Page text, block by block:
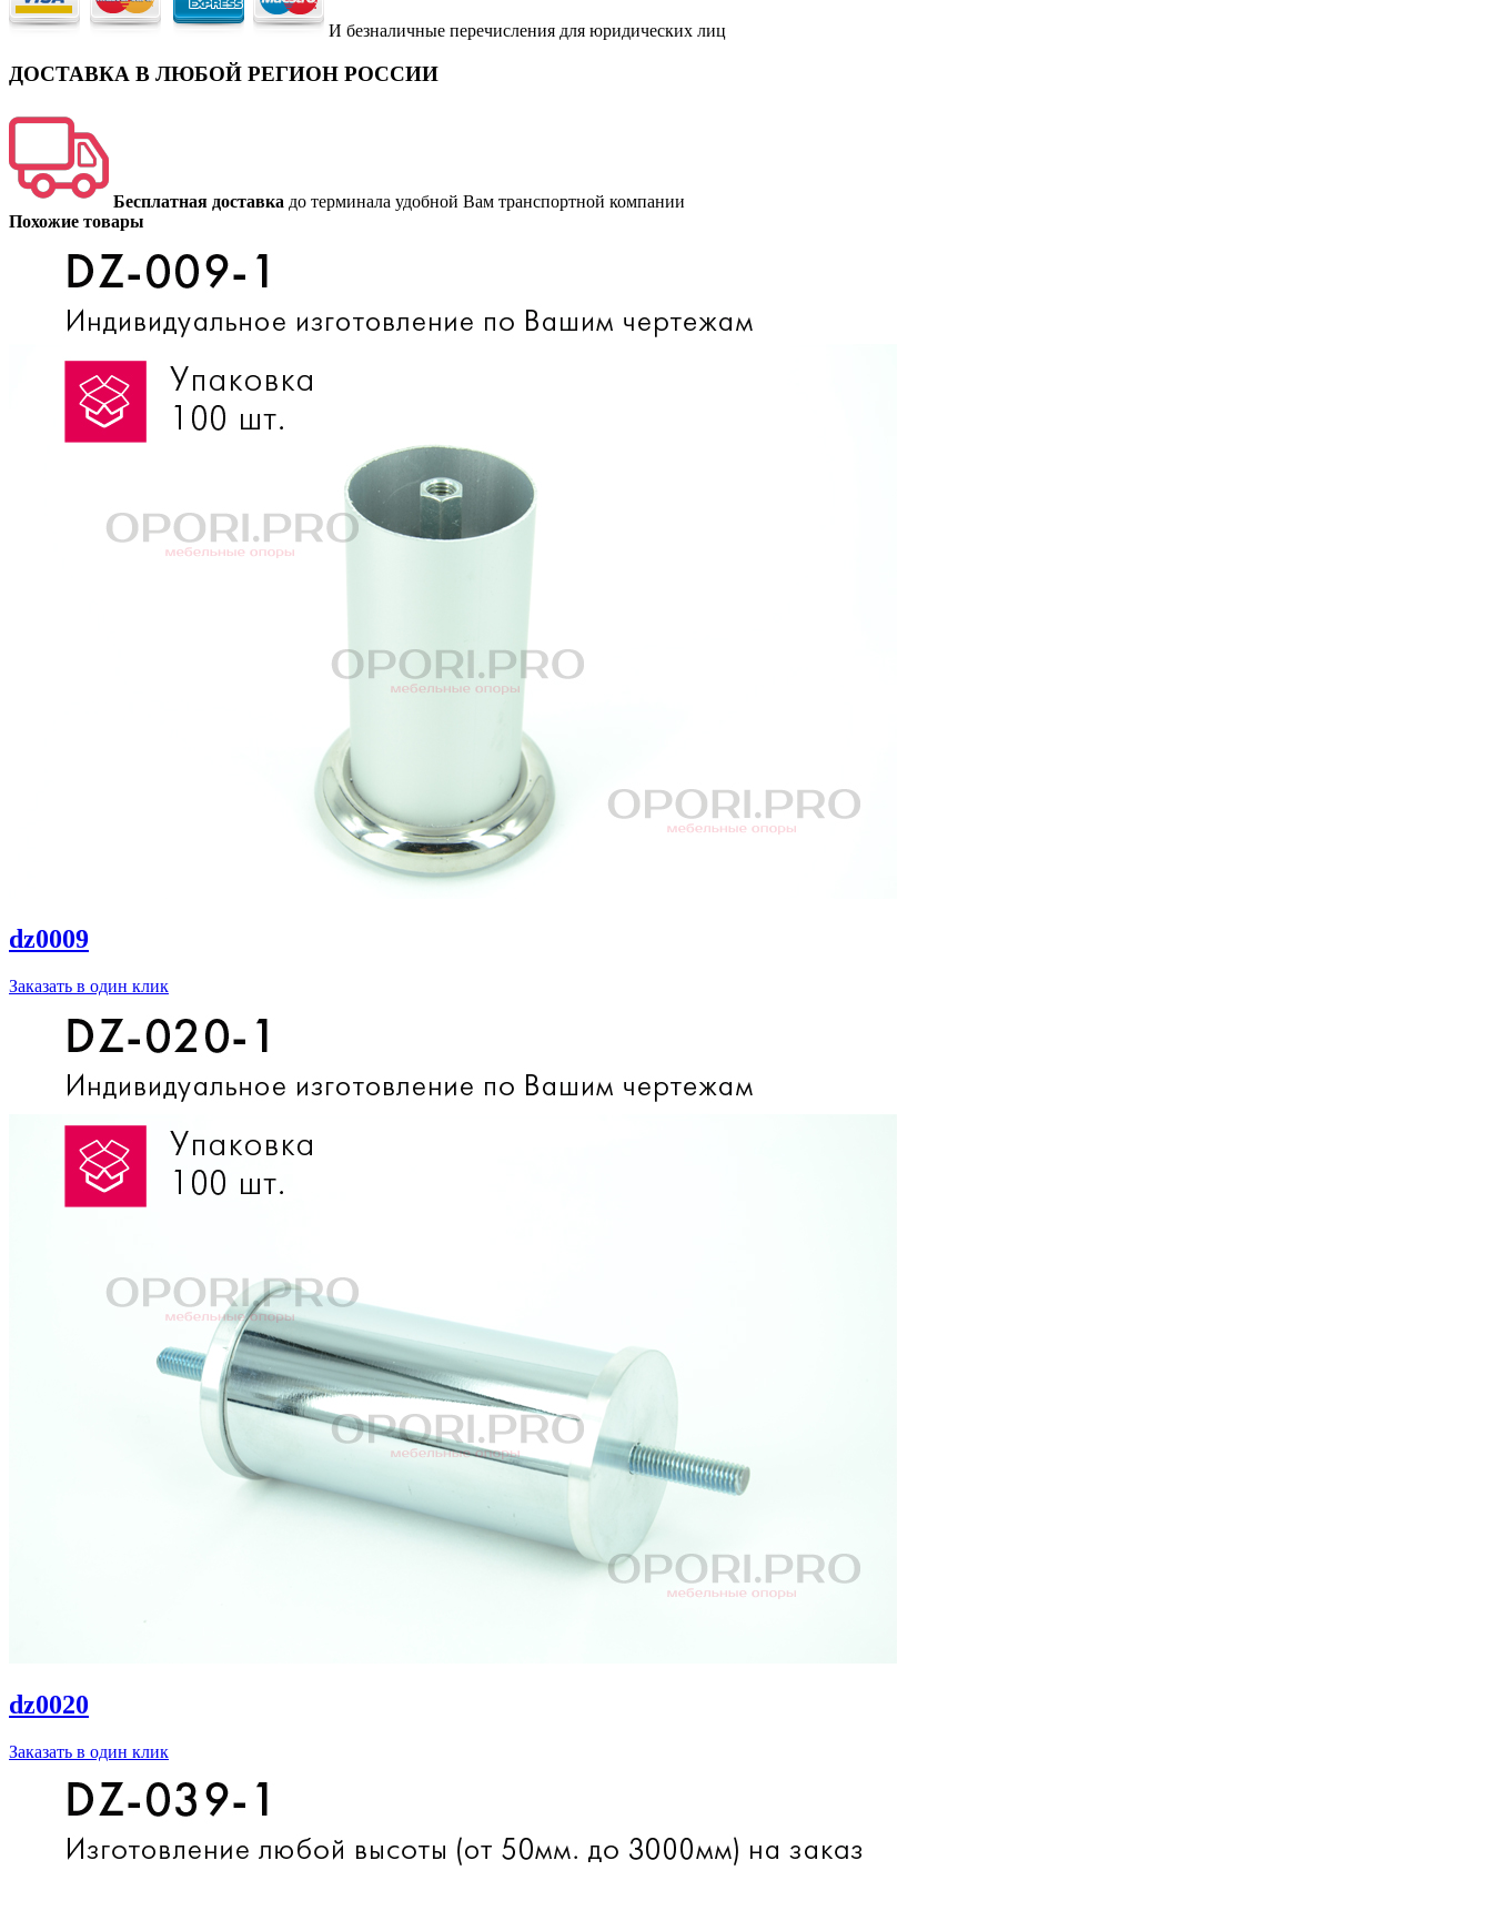
И безналичные перечисления для юридических лиц
ДОСТАВКА В ЛЮБОЙ РЕГИОН РОССИИ
Бесплатная доставка до терминала удобной Вам транспортной компании
Похожие товары
dz0009
Заказать в один клик
dz0020
Заказать в один клик